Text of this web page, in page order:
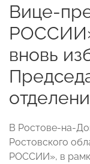
Вице-
вновь
В Ростове-на-
Ростовского
РОССИИ», в